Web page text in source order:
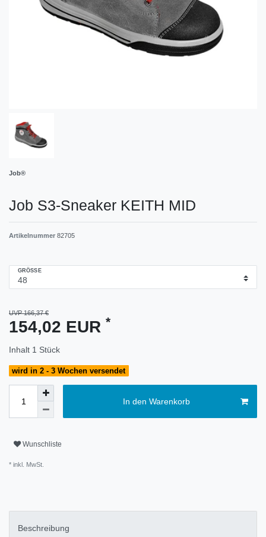
Job®
Job S3-Sneaker KEITH MID
Artikelnummer 82705
GRÖSSE
UVP 166,37 €
154,02 EUR *
Inhalt 1 Stück
wird in 2 - 3 Wochen versendet
In den Warenkorb
Wunschliste
* inkl. MwSt.
Beschreibung